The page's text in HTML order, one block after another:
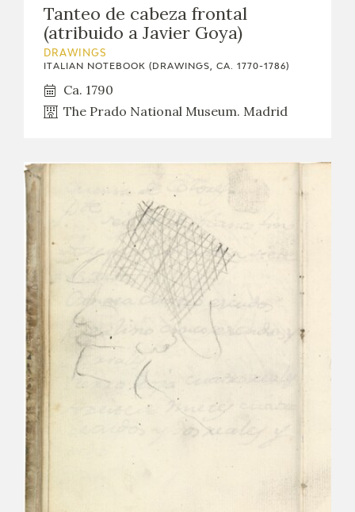
Tanteo de cabeza frontal
(atribuido a Javier Goya)
DRAWINGS
ITALIAN NOTEBOOK (DRAWINGS, CA. 1770-1786)
Ca. 1790
The Prado National Museum. Madrid